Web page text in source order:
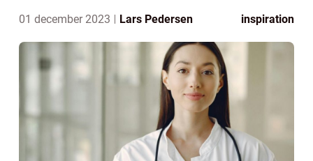
01 december 2023 Lars Pedersen inspiration